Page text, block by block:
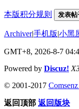
本版积分规则 发表帖
Archiver|手机版|小黑
GMT+8, 2026-8-7
Powered by Discuz!
© 2001-2017
返回顶部 返回版块